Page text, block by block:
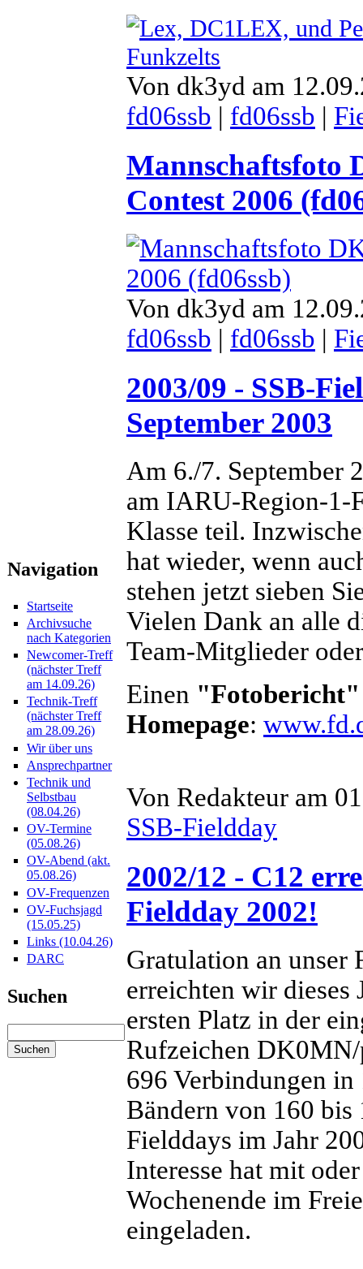
Navigation
Startseite
Archivsuche
nach Kategorien
Newcomer-Treff
(nächster Treff
am 14.09.26)
Technik-Treff
(nächster Treff
am 28.09.26)
Wir über uns
Ansprechpartner
Technik und
Selbstbau
(08.04.26)
OV-Termine
(05.08.26)
OV-Abend (akt.
05.08.26)
OV-Frequenzen
OV-Fuchsjagd
(15.05.25)
Links (10.04.26)
DARC
Suchen
Von dk3yd am
fd06ssb | fd06ssb |
Mannschaftsfoto
Contest 2006
Von dk3yd am
fd06ssb | fd06ssb |
2003/09 - SSB-
September 2003
Am 6./7. September
am IARU-Region-1-
Klasse teil.
hat wieder, wenn
stehen jetzt sieben
Vielen Dank an alle
Team-Mitglieder
Einen "Fotobericht"
Homepage:
Von Redakteur am
SSB-Fieldday
2002/12 - C12
Fieldday 2002!
Gratulation an unser
erreichten wir dieses
ersten Platz in der
Rufzeichen DK0MN/
696 Verbindungen
Bändern von 160
Fielddays im Jahr
Interesse hat mit
Wochenende im
eingeladen.